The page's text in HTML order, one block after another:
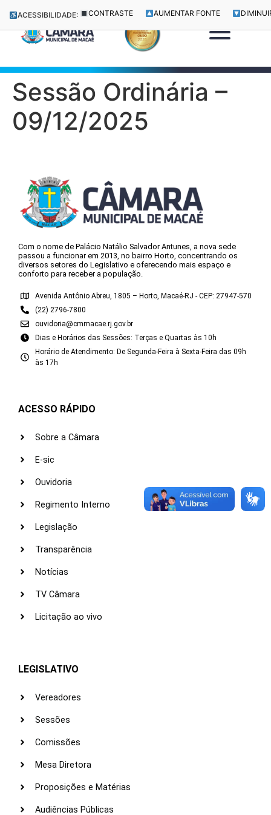
ACESSIBILIDADE: CONTRASTE AUMENTAR FONTE
Sessão Ordinária –
09/12/2025
Com o nome de Palácio Natálio Salvador Antunes, a nova sede
passou a funcionar em 2013, no bairro Horto, concentrando os
diversos setores do Legislativo e oferecendo mais espaço e
conforto para receber a população.
Avenida Antônio Abreu, 1805 – Horto, Macaé-RJ - CEP: 27947-570
(22) 2796-7800
ouvidoria@cmmacae.rj.gov.br
Dias e Horários das Sessões: Terças e Quartas às 10h
Horário de Atendimento: De Segunda-Feira à Sexta-Feira das 09h
às 17h
ACESSO RÁPIDO
Sobre a Câmara
E-sic
Ouvidoria
Regimento Interno
Legislação
Transparência
Notícias
TV Câmara
Licitação ao vivo
LEGISLATIVO
Vereadores
Sessões
Comissões
Mesa Diretora
Proposições e Matérias
Audiências Públicas